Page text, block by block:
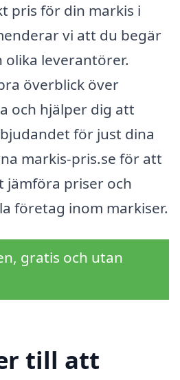
pris för din markis i
vi att du begär
leverantörer.
överblick över
och hjälper dig att
för just dina
markis-pris.se för att
jämföra priser och
företag inom markiser.
gratis och utan
till att